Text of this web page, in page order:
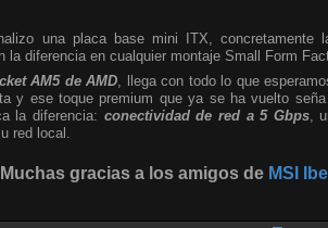
una placa base mini ITX, concretamente
la diferencia en cualquier montaje Small Form
AM5 de AMD , llega con todo lo que
y ese toque premium que ya se ha vuelto
la diferencia: conectividad de red a 5 Gbps,
red local.
Muchas gracias a los amigos de MSI